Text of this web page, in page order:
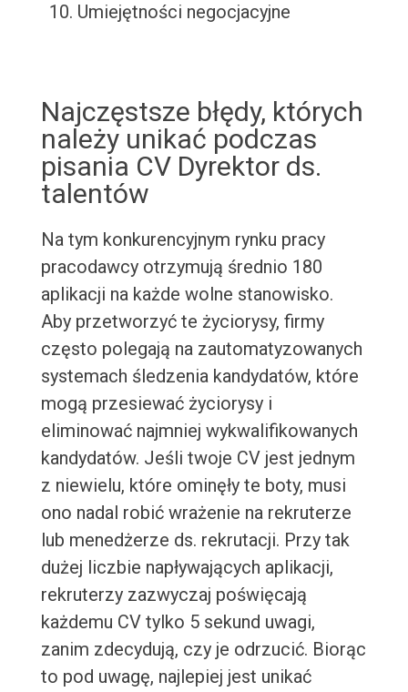
Umiejętności negocjacyjne
Najczęstsze błędy, których
należy unikać podczas
pisania CV Dyrektor ds.
talentów
Na tym konkurencyjnym rynku pracy
pracodawcy otrzymują średnio 180
aplikacji na każde wolne stanowisko.
Aby przetworzyć te życiorysy, firmy
często polegają na zautomatyzowanych
systemach śledzenia kandydatów, które
mogą przesiewać życiorysy i
eliminować najmniej wykwalifikowanych
kandydatów. Jeśli twoje CV jest jednym
z niewielu, które ominęły te boty, musi
ono nadal robić wrażenie na rekruterze
lub menedżerze ds. rekrutacji. Przy tak
dużej liczbie napływających aplikacji,
rekruterzy zazwyczaj poświęcają
każdemu CV tylko 5 sekund uwagi,
zanim zdecydują, czy je odrzucić. Biorąc
to pod uwagę, najlepiej jest unikać